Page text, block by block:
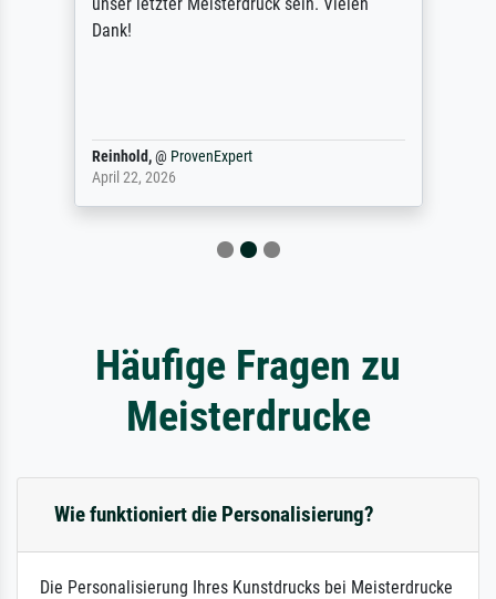
Dank!
Reinhold,@ ProvenExpert
April 22, 2026
Häufige Fragen zu
Meisterdrucke
Wie funktioniert die Personalisierung?
Die Personalisierung Ihres Kunstdrucks bei Meisterdrucke